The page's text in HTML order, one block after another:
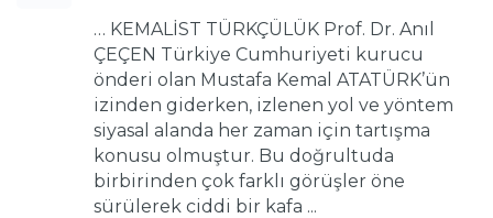
… KEMALİST TÜRKÇÜLÜK Prof. Dr. Anıl
ÇEÇEN Türkiye Cumhuriyeti kurucu
önderi olan Mustafa Kemal ATATÜRK’ün
izinden giderken, izlenen yol ve yöntem
siyasal alanda her zaman için tartışma
konusu olmuştur. Bu doğrultuda
birbirinden çok farklı görüşler öne
sürülerek ciddi bir kafa ...